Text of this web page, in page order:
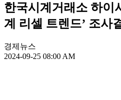
한국시계거래소 하이
계 리셀 트렌드’ 조사
경제뉴스
2024-09-25 08:00 AM